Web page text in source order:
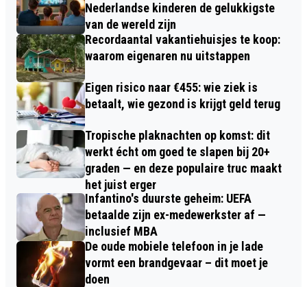
Nederlandse kinderen de gelukkigste
van de wereld zijn
Recordaantal vakantiehuisjes te koop:
waarom eigenaren nu uitstappen
Eigen risico naar €455: wie ziek is
betaalt, wie gezond is krijgt geld terug
Tropische plaknachten op komst: dit
werkt écht om goed te slapen bij 20+
graden — en deze populaire truc maakt
het juist erger
Infantino's duurste geheim: UEFA
betaalde zijn ex-medewerkster af —
inclusief MBA
De oude mobiele telefoon in je lade
vormt een brandgevaar – dit moet je
doen